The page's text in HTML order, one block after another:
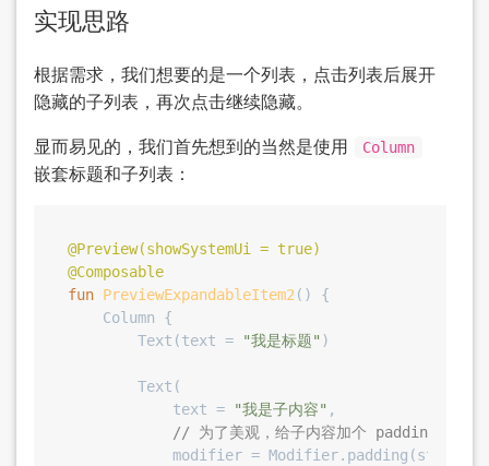
实现思路
根据需求，我们想要的是一个列表，点击列表后展开
隐藏的子列表，再次点击继续隐藏。
显而易见的，我们首先想到的当然是使用 Column
嵌套标题和子列表：
@Preview(showSystemUi = true)
@Composable
fun PreviewExpandableItem2 ()
{
    Column {
        Text(text =
"我是标题" )
        Text(
            text =
"我是子内容" ,
// 为了美观，给子内容加个 padding
            modifier = Modifier.padding(start =